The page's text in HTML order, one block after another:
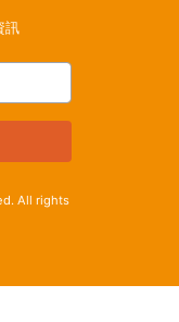
訊
All rights